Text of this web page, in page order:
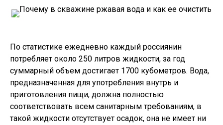
По статистике ежедневно каждый россиянин
потребляет около 250 литров жидкости, за год
суммарный объем достигает 1700 кубометров. Вода,
предназначенная для употребления внутрь и
приготовления пищи, должна полностью
соответствовать всем санитарным требованиям, в
такой жидкости отсутствует осадок, она не имеет ни